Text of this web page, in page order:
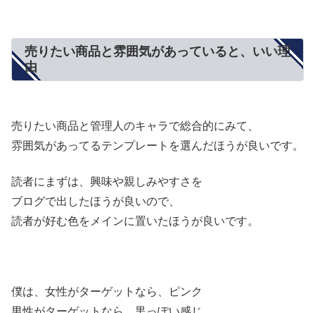
売りたい商品と雰囲気があっていると、いい理
由
売りたい商品と管理人のキャラで総合的にみて、
雰囲気があってるテンプレートを選んだほうが良いです。
読者にまずは、興味や親しみやすさを
ブログで出したほうが良いので、
読者が好む色をメインに置いたほうが良いです。
僕は、女性がターゲットなら、ピンク